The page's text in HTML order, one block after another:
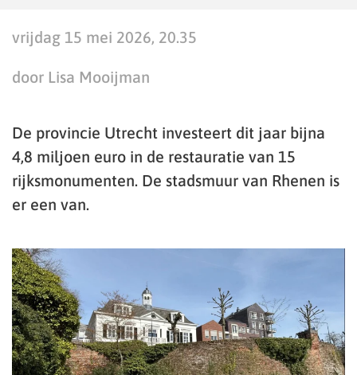
vrijdag 15 mei 2026, 20.35
door Lisa Mooijman
De provincie Utrecht investeert dit jaar bijna
4,8 miljoen euro in de restauratie van 15
rijksmonumenten. De stadsmuur van Rhenen is
er een van.